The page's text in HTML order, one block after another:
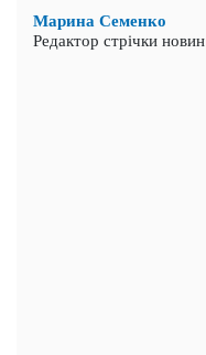
Марина Семенко
Редактор стрічки новин